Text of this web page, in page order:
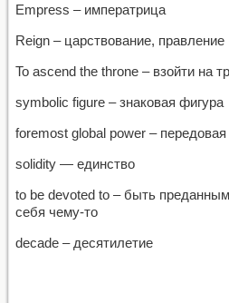
Empress – императрица
Reign – царствование, правление
To ascend the throne – взойти на
symbolic figure – знаковая фигура
foremost global power –
solidity — единство
to be devoted to – быть
себя чему-то
decade – десятилетие